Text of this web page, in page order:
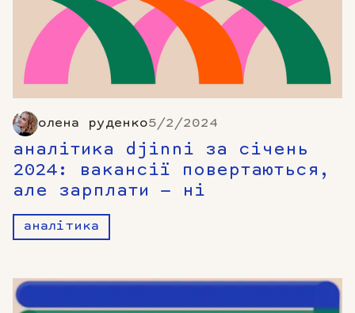
олена руденко5/2/2024
аналітика djinni за cічень
2024: вакансії повертаються,
але зарплати — ні
аналітика